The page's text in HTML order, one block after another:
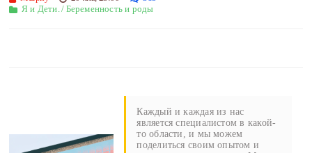
Я и Дети./ Беременность и роды
Каждый и каждая из нас
является специалистом в какой-
то области, и мы можем
поделиться своим опытом и